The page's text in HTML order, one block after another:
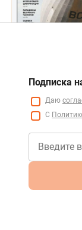
Подписка
Даю
С